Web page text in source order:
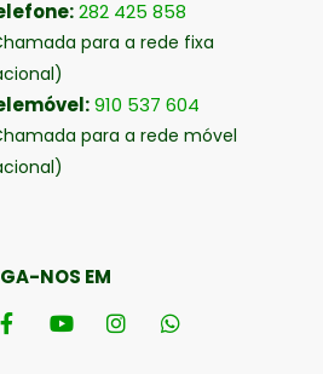
282 425 858
para a rede fixa
910 537 604
para a rede móvel
NOS EM